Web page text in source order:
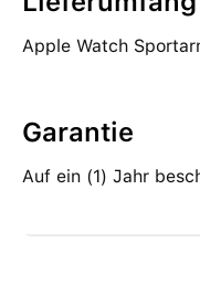
Apple Watch
Garantie
Auf ein (1) Jahr